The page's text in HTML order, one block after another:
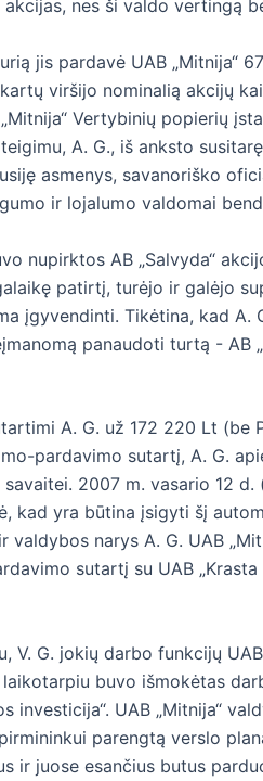
nes ši valdo vertingą
jis pardavė UAB „Mitnija“
viršijo nominalią akcijų
Vertybinių popierių
A. G., iš anksto
asmenys, savanoriško
ir lojalumo valdomai
nupirktos AB „Salvyda“
patirtį, turėjo ir galėjo
įgyvendinti. Tikėtina, kad
panaudoti turtą - AB
A. G. už 172 220 Lt (be
pardavimo sutartį, A. G.
2007 m. vasario 12
kad yra būtina įsigyti šį
narys A. G. UAB
sutartį su UAB
V. G. jokių darbo funkcijų
buvo išmokėtas
UAB „Mitnija“
parengtą verslo
ir juose esančius butus